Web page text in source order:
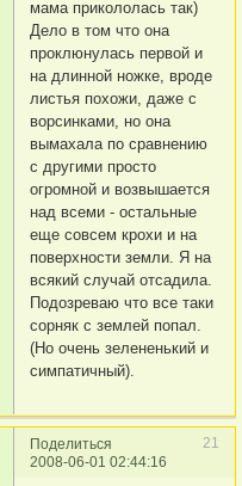
мама прикололась так)
Дело в том что она
проклюнулась первой и
на длинной ножке, вроде
листья похожи, даже с
ворсинками, но она
вымахала по сравнению
с другими просто
огромной и возвышается
над всеми - остальные
еще совсем крохи и на
поверхности земли. Я на
всякий случай отсадила.
Подозреваю что все таки
сорняк с землей попал.
(Но очень зелененький и
симпатичный).
Поделиться
21
2008-06-01 02:44:16